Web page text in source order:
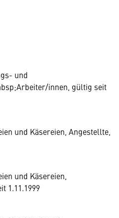
und
innen, gültig seit
und Käsereien, Angestellte,
und Käsereien,
1.11.1999